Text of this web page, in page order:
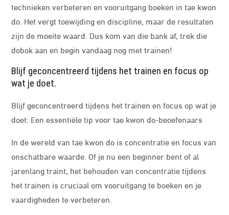
technieken verbeteren en vooruitgang boeken in tae kwon
do. Het vergt toewijding en discipline, maar de resultaten
zijn de moeite waard. Dus kom van die bank af, trek die
dobok aan en begin vandaag nog met trainen!
Blijf geconcentreerd tijdens het trainen en focus op
wat je doet.
Blijf geconcentreerd tijdens het trainen en focus op wat je
doet: Een essentiële tip voor tae kwon do-beoefenaars
In de wereld van tae kwon do is concentratie en focus van
onschatbare waarde. Of je nu een beginner bent of al
jarenlang traint, het behouden van concentratie tijdens
het trainen is cruciaal om vooruitgang te boeken en je
vaardigheden te verbeteren.